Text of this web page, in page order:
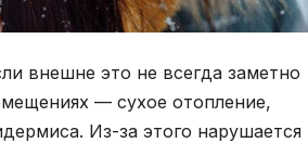
внешне это не всегда заметно
— сухое отопление,
Из-за этого нарушается